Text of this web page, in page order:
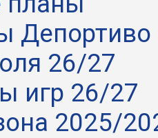
26/27
игр 26/27
2025/